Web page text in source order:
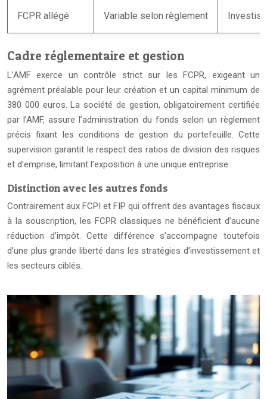
FCPR allégé Variable selon règlement
Cadre réglementaire et gestion
L’AMF exerce un contrôle strict sur les FCPR, exigeant un
agrément préalable pour leur création et un capital minimum de
380 000 euros. La société de gestion, obligatoirement certifiée
par l’AMF, assure l’administration du fonds selon un règlement
précis fixant les conditions de gestion du portefeuille. Cette
supervision garantit le respect des ratios de division des risques
et d’emprise, limitant l’exposition à une unique entreprise.
Distinction avec les autres fonds
Contrairement aux FCPI et FIP qui offrent des avantages fiscaux
à la souscription, les FCPR classiques ne bénéficient d’aucune
réduction d’impôt. Cette différence s’accompagne toutefois
d’une plus grande liberté dans les stratégies d’investissement et
les secteurs ciblés.